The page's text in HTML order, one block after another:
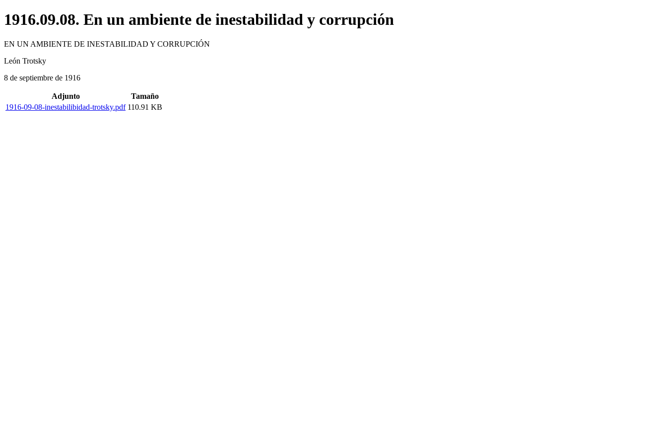
1916.09.08. En un ambiente de inestabilidad y corrupción
EN UN AMBIENTE DE INESTABILIDAD Y CORRUPCIÓN
León Trotsky
8 de septiembre de 1916
Adjunto
Tamaño
1916-09-08-inestabilibidad-trotsky.pdf 110.91 KB